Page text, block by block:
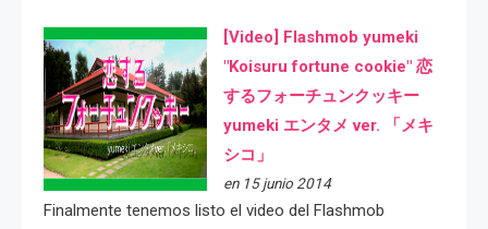
[Video] Flashmob yumeki
"Koisuru fortune cookie" 恋
するフォーチュンクッキー
yumeki エンタメ ver. 「メキ
シコ」
en 15 junio 2014
Finalmente tenemos listo el video del Flashmob